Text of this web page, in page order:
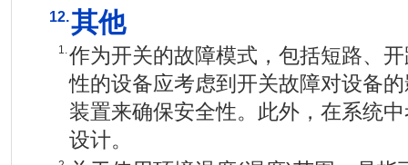
12.其他
1.作为开关的故障模式，包括短路、
性的设备应考虑到开关故障对设备
装置来确保安全性。此外，在系统
设计。